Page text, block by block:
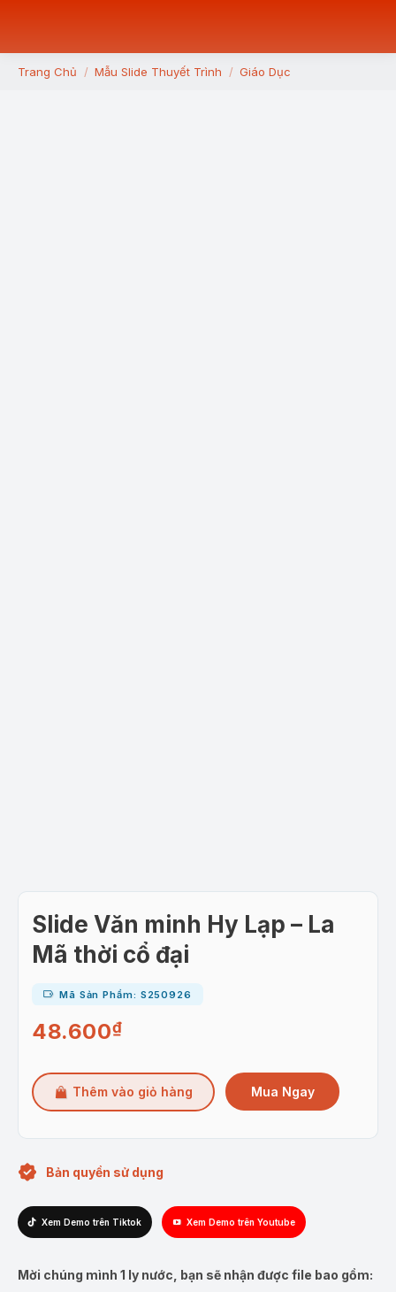
You are here:
Trang Chủ Mẫu Slide Thuyết Trình Giáo Dục
Slide Văn minh Hy Lạp – La
Mã thời cổ đại
Mã Sản Phẩm: S250926
48.600₫
Thêm vào giỏ hàng Mua Ngay
Bản quyền sử dụng
Xem Demo trên Tiktok Xem Demo trên Youtube
Mời chúng mình 1 ly nước, bạn sẽ nhận được file bao gồm: